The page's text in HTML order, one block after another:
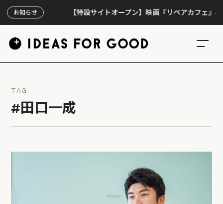
お知らせ 【特設サイトオープン】映画『リペアカフェ』、上映
TAG
#田口一成